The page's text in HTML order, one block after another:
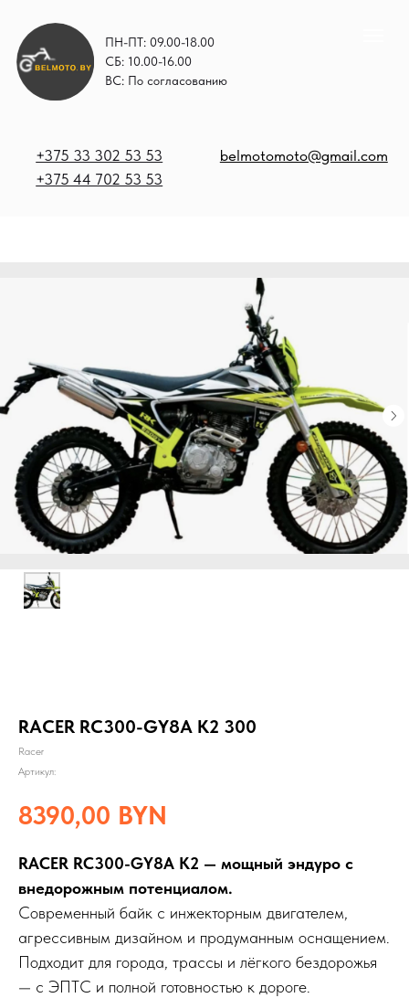
ПН-ПТ: 09.00-18.00
СБ: 10.00-16.00
ВС: По согласованию
RACER RC300-GY8A K2 300
Racer
Артикул:
8390,00 BYN
RACER RC300-GY8A K2 — мощный эндуро с
внедорожным потенциалом.
Современный байк с инжекторным двигателем,
агрессивным дизайном и продуманным оснащением.
Подходит для города, трассы и лёгкого бездорожья
— с ЭПТС и полной готовностью к дороге.